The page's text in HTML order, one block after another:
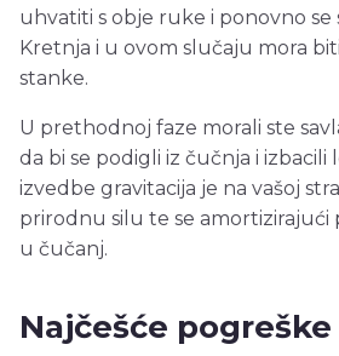
uhvatiti s obje ruke i ponovno se
Kretnja i u ovom slučaju mora
stanke.
U prethodnoj faze morali ste
da bi se podigli iz čučnja i izbacili
izvedbe gravitacija je na vašoj
prirodnu silu te se amortizirajući
u čučanj.
Najčešće pogreške